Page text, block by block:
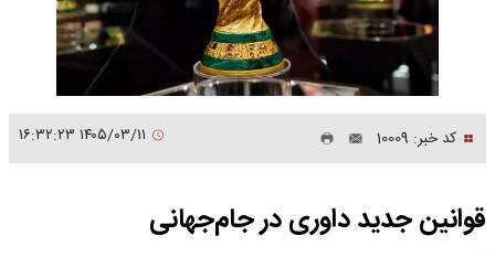
کد خبر: 10009
قوانین جدید داوری در جام‌جهانی